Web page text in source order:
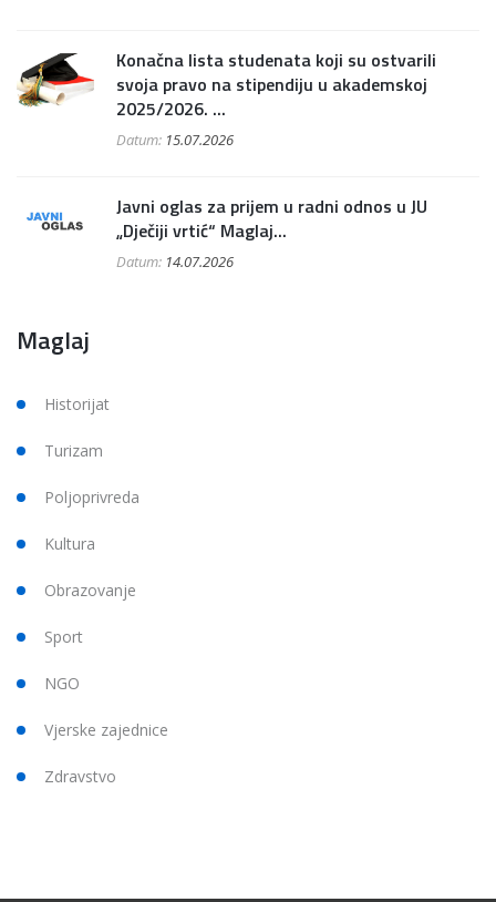
Konačna lista studenata koji su ostvarili
svoja pravo na stipendiju u akademskoj
2025/2026. ...
Datum: 15.07.2026
Javni oglas za prijem u radni odnos u JU
„Dječiji vrtić“ Maglaj...
Datum: 14.07.2026
Maglaj
Historijat
Turizam
Poljoprivreda
Kultura
Obrazovanje
Sport
NGO
Vjerske zajednice
Zdravstvo